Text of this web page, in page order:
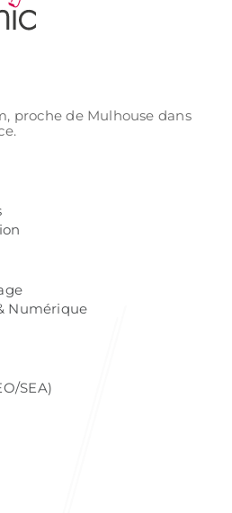
proche de Mulhouse dans
Numérique
SEA)